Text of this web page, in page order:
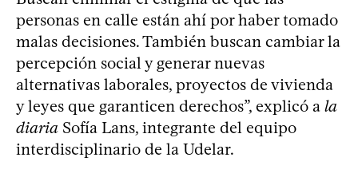
personas en calle están ahí por haber tomado
malas decisiones. También buscan cambiar la
percepción social y generar nuevas
alternativas laborales, proyectos de vivienda
y leyes que garanticen derechos”, explicó a la
diaria Sofía Lans, integrante del equipo
interdisciplinario de la Udelar.